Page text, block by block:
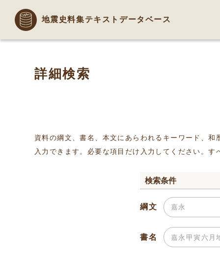
地震史料集テキストデータベース
詳細検索
資料の綱文、書名、本文にあらわれるキーワード、
入力できます。必要な項目だけ入力してください。
検索条件
綱文
書名